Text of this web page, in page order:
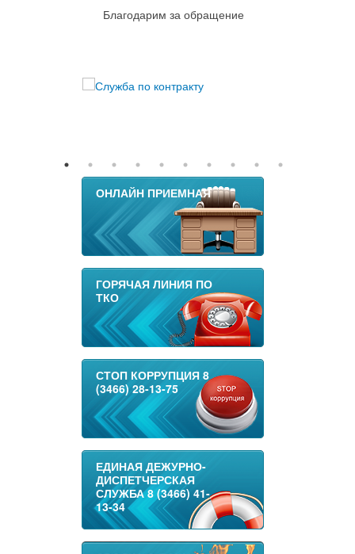
Благодарим за обращение
ОНЛАЙН ПРИЕМНАЯ
ГОРЯЧАЯ ЛИНИЯ ПО
ТКО
СТОП КОРРУПЦИЯ 8
(3466) 28-13-75
ЕДИНАЯ ДЕЖУРНО-
ДИСПЕТЧЕРСКАЯ
СЛУЖБА 8 (3466) 41-
13-34